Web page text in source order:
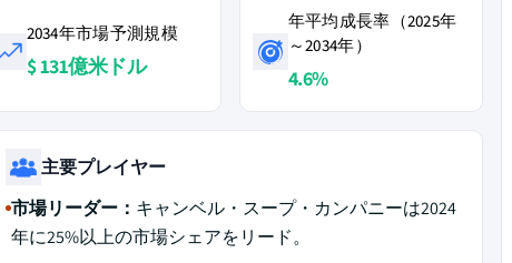
2034年市場予測規模
$ 131億米ドル
年平均成長率（2025年
～2034年）
4.6%
主要プレイヤー
市場リーダー： キャンベル・スープ・カンパニーは2024
年に25%以上の市場シェアをリード。